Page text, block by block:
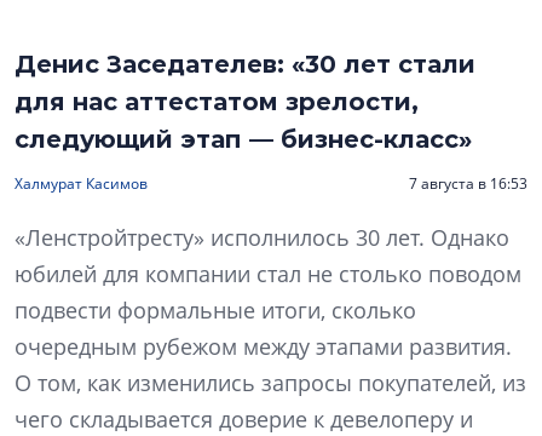
Денис Заседателев: «30 лет стали
для нас аттестатом зрелости,
следующий этап — бизнес-класс»
Халмурат Касимов 7 августа в 16:53
«Ленстройтресту» исполнилось 30 лет. Однако
юбилей для компании стал не столько поводом
подвести формальные итоги, сколько
очередным рубежом между этапами развития.
О том, как изменились запросы покупателей, из
чего складывается доверие к девелоперу и